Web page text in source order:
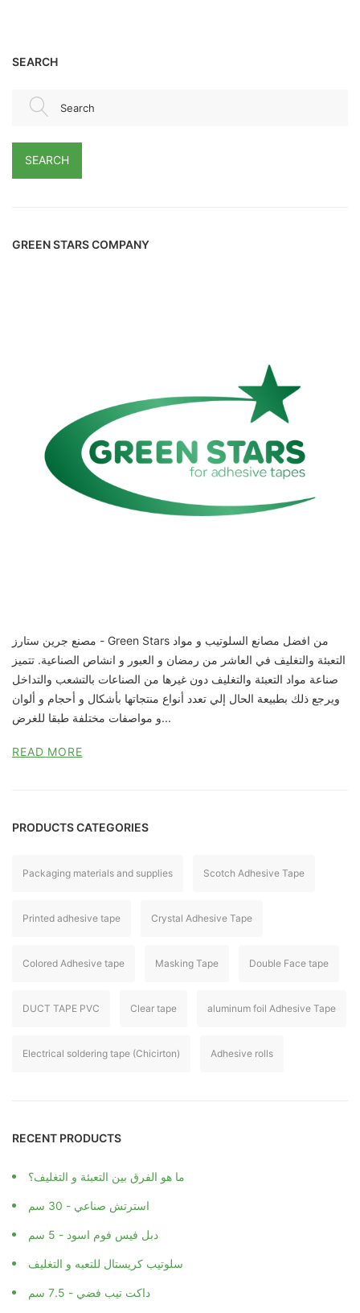
SEARCH
Search
SEARCH
GREEN STARS COMPANY
مصنع جرين ستارز - Green Stars من افضل مصانع السلوتيب و مواد
التعبئة والتغليف في العاشر من رمضان و العبور و انشاص الصناعية. تتميز
صناعة مواد التعبئة والتغليف دون غيرها من الصناعات بالتشعب والتداخل
ويرجع ذلك بطبيعة الحال إلي تعدد أنواع منتجاتها بأشكال و أحجام و ألوان
و مواصفات مختلفة طبقا للغرض...
READ MORE
PRODUCTS CATEGORIES
Packaging materials and supplies Scotch Adhesive Tape
Printed adhesive tape Crystal Adhesive Tape
Colored Adhesive tape Masking Tape Double Face tape
DUCT TAPE PVC Clear tape aluminum foil Adhesive Tape
Electrical soldering tape (Chicirton) Adhesive rolls
RECENT PRODUCTS
ما هو الفرق بين التعبئة و التغليف؟
استرتش صناعي - 30 سم
دبل فيس فوم اسود - 5 سم
سلوتيب كريستال للتعبه و التغليف
داكت تيب فضي - 7.5 سم